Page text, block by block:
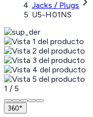
Jacks / Plugs
U5-H01NS
1 / 5
360°